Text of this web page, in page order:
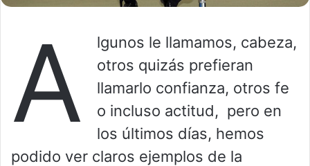
A
lgunos le llamamos, cabeza,
otros quizás prefieran
llamarlo confianza, otros fe
o incluso actitud, pero en
los últimos días, hemos
podido ver claros ejemplos de la